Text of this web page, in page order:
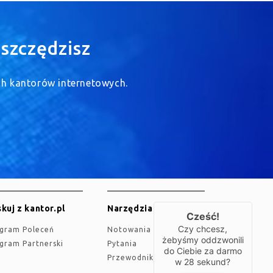
kantorów internetowych.
z kantor.pl
Poleceń
Partnerski
Narzędzia
Notowania
Pytania
Przewodnik
Cześć!
Czy chcesz,
żebyśmy oddzwonili
do Ciebie za darmo
w 28 sekund?